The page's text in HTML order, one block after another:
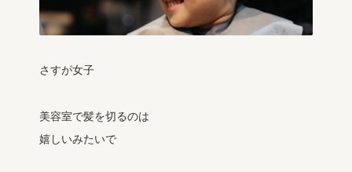
さすが女子
美容室で髪を切るのは
嬉しいみたいで